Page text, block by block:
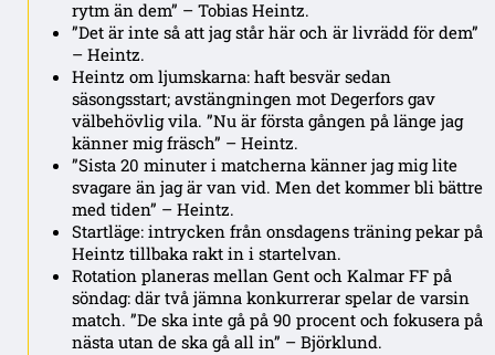
rytm än dem” – Tobias Heintz.
”Det är inte så att jag står här och är livrädd för dem”
– Heintz.
Heintz om ljumskarna: haft besvär sedan
säsongsstart; avstängningen mot Degerfors gav
välbehövlig vila. ”Nu är första gången på länge jag
känner mig fräsch” – Heintz.
”Sista 20 minuter i matcherna känner jag mig lite
svagare än jag är van vid. Men det kommer bli bättre
med tiden” – Heintz.
Startläge: intrycken från onsdagens träning pekar på
Heintz tillbaka rakt in i startelvan.
Rotation planeras mellan Gent och Kalmar FF på
söndag: där två jämna konkurrerar spelar de varsin
match. ”De ska inte gå på 90 procent och fokusera på
nästa utan de ska gå all in” – Björklund.